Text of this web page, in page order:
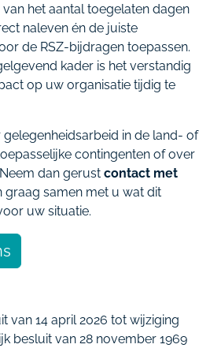
het aantal toegelaten dagen
naleven én de juiste
de RSZ-bijdragen toepassen.
kader is het verstandig
op uw organisatie tijdig te
in de land- of
contingenten of over
dan gerust contact met
graag samen met u wat dit
uw situatie.
van 14 april 2026 tot wijziging
besluit van 28 november 1969